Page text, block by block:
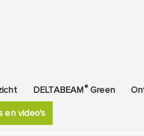
DELTABEAM®Green
en video's